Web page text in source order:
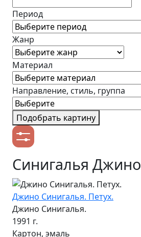
Период
Жанр
Материал
Направление, стиль, группа
Подобрать картину
Синигалья Джино
Джино Синигалья. Петух.
Джино Синигалья.
1991 г.
Картон, эмаль